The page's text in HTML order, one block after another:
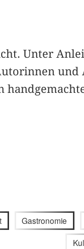
Unter
und
Gastronomie